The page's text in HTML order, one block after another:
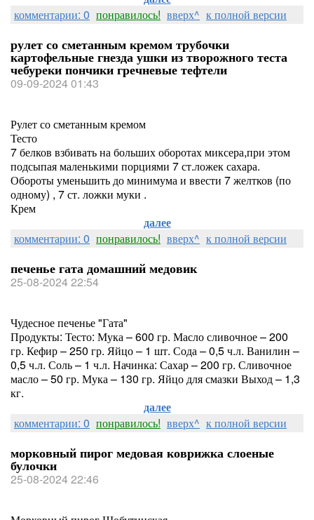
комментарии: 0 понравилось! вверх^ к полной версии
рулет со сметанным кремом трубочки
картофельные гнезда ушки из творожного теста
чебуреки пончики гречневые тефтели
09-09-2024 01:43
Рулет со сметанным кремом
Тесто
7 белков взбивать на больших оборотах миксера,при этом
подсыпая маленькими порциями 7 ст.ложек сахара.
Обороты уменьшить до минимума и ввести 7 желтков (по
одному) , 7 ст. ложки муки .
Крем
далее
комментарии: 0 понравилось! вверх^ к полной версии
печенье гата домашний медовик
25-08-2024 22:54
Чудесное печенье "Гата"
Продукты: Тесто: Мука – 600 гр. Масло сливочное – 200
гр. Кефир – 250 гр. Яйцо – 1 шт. Сода – 0,5 ч.л. Ванилин –
0,5 ч.л. Соль – 1 ч.л. Начинка: Сахар – 200 гр. Сливочное
масло – 50 гр. Мука – 130 гр. Яйцо для смазки Выход – 1,3
кг.
далее
комментарии: 0 понравилось! вверх^ к полной версии
морковный пирог медовая коврижка слоеные
булочки
25-08-2024 22:46